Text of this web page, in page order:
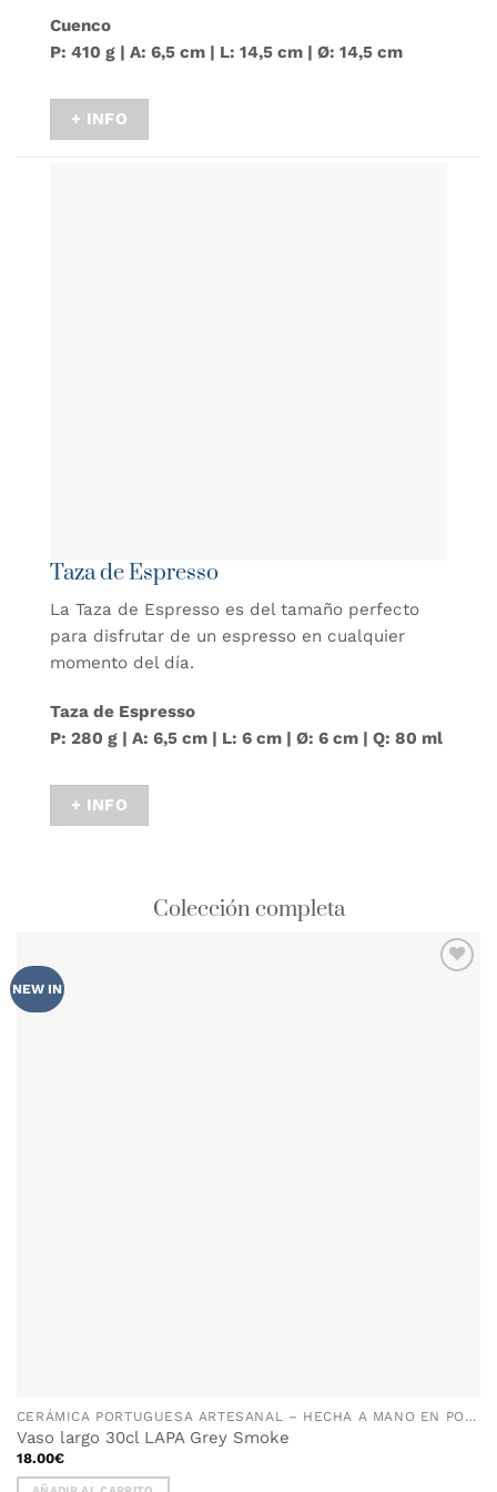
Cuenco
P: 410 g | A: 6,5 cm | L: 14,5 cm | Ø: 14,5 cm
+ INFO
Taza de Espresso
La Taza de Espresso es del tamaño perfecto
para disfrutar de un espresso en cualquier
momento del día.
Taza de Espresso
P: 280 g | A: 6,5 cm | L: 6 cm | Ø: 6 cm | Q: 80 ml
+ INFO
Colección completa
NEW IN
CERÁMICA PORTUGUESA ARTESANAL – HECHA A MANO EN PORTUGAL
Vaso largo 30cl LAPA Grey Smoke
18.00€